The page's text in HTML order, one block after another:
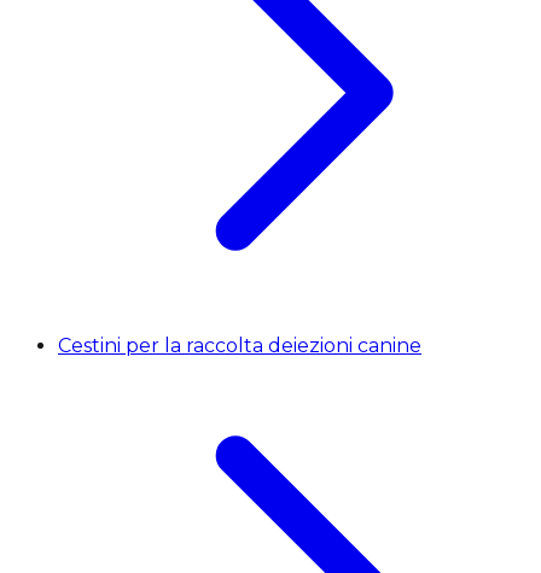
Cestini per la raccolta deiezioni canine